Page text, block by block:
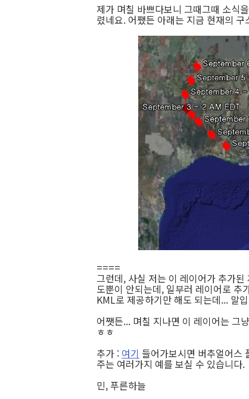
제가 며칠 바쁘다보니 그때그때 소식
렸네요. 어쨌든 아래는 지금 현재의
====
그런데, 사실 저는 이 레이어가 추가
도뿐이 안되는데, 일부러 레이어로 추
KML로 제공하기만 해도 되는데... 말
어쨋든... 며칠 지나면 이 레이어는 그
ㅎㅎ
추가 : 여기 들어가보시면 버추얼어스
주는 여러가지 예를 보실 수 있습니다.
민, 푸른하늘